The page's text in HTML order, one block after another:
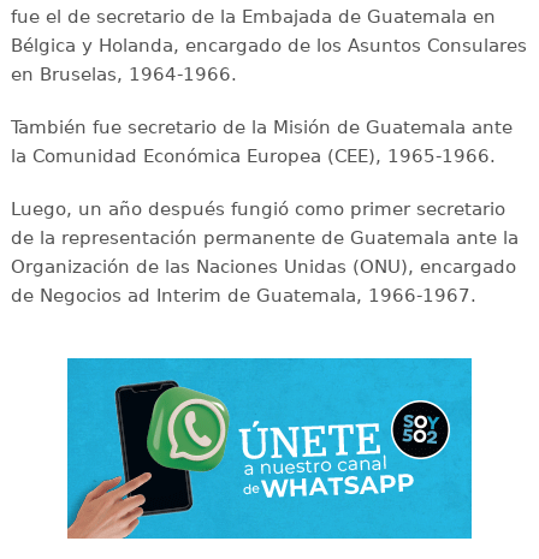
fue el de secretario de la Embajada de Guatemala en
Bélgica y Holanda, encargado de los Asuntos Consulares
en Bruselas, 1964-1966.
También fue secretario de la Misión de Guatemala ante
la Comunidad Económica Europea (CEE), 1965-1966.
Luego, un año después fungió como primer secretario
de la representación permanente de Guatemala ante la
Organización de las Naciones Unidas (ONU), encargado
de Negocios ad Interim de Guatemala, 1966-1967.